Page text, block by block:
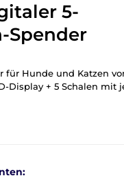
5-
Spender
für Hunde und Katzen
Display + 5 Schalen mit